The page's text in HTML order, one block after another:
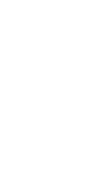
能。鱼与熊掌不
建基于 ARM 或 x